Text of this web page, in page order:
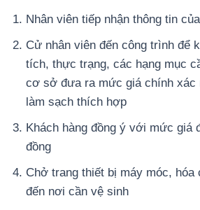
Nhân viên tiếp nhận thông tin
Cử nhân viên đến công trình để
tích, thực trạng, các hạng mục
cơ sở đưa ra mức giá chính xác
làm sạch thích hợp
Khách hàng đồng ý với mức giá
đồng
Chở trang thiết bị máy móc, hóa
đến nơi cần vệ sinh